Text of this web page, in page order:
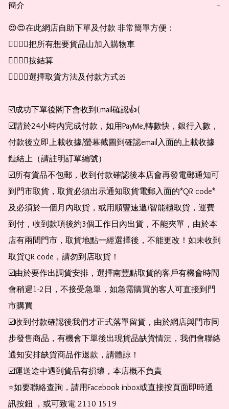
簡介 −
😍😍在此網店自助下單及付款 非常簡單方便：
👉🏻👉🏻把所有想要貨品山加入購物車
👉🏻👉🏻按結算
👉🏻👉🏻選擇取貨方法及付款方式🎀
☑️成功下單後閣下會收到Email確認👍(
☑️請於24小時內完成付款，如用PayMe,轉數快，銀行入數，
付款後立即上載收據/螢幕截圖到確認email入面的上載收據
鏈結上（請註明訂單編號）
☑️所有貨品不包郵，收到付款確認後本店會再發電郵通知可
到門市取貨，取貨必須出示通知取貨電郵入面的*QR code*
及必須於一個月內取貨，或用順豐速遞/智能櫃取貨，運費
到付，收到款項後約3個工作日內出貨，不能夾單，由於本
店有兩間門市，取貨地點一經選擇後，不能更改！如未收到
取貨QR code，請勿到店取貨！
☑️由於要作出調貨安排，選擇南豐點取貨的客戶有機會時間
會稍遲1-2日，不接受急單，如急需購買的客人可直接到門
市購買
☑️收到付款確認後我們才正式落單留貨，由於網店與門市同
步發售商品，有機會下單後出現貨品缺貨情況，我們會聯絡
通知安排缺貨商品作退款，請體諒！
☑️運送途中遇到貨品有損壞，本店概不負責
⭐️如要聯絡查詢，請用Facebook inbox或直接按頁面即時通
訊按鈕 ，或可致電 2110 1519